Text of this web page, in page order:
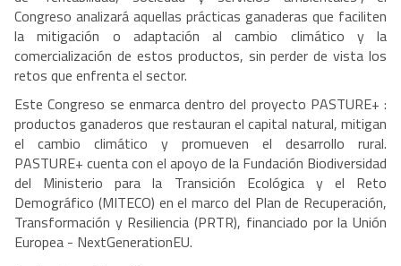
Congreso analizará aquellas prácticas ganaderas que faciliten
la mitigación o adaptación al cambio climático y la
comercialización de estos productos, sin perder de vista los
retos que enfrenta el sector.
Este Congreso se enmarca dentro del proyecto PASTURE+ :
productos ganaderos que restauran el capital natural, mitigan
el cambio climático y promueven el desarrollo rural.
PASTURE+ cuenta con el apoyo de la Fundación Biodiversidad
del Ministerio para la Transición Ecológica y el Reto
Demográfico (MITECO) en el marco del Plan de Recuperación,
Transformación y Resiliencia (PRTR), financiado por la Unión
Europea - NextGenerationEU.